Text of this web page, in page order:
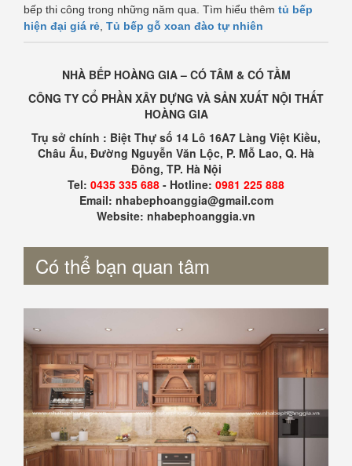
bếp thi công trong những năm qua. Tìm hiểu thêm tủ bếp
hiện đại giá rẻ Tủ bếp gỗ xoan đào tự nhiên
NHÀ BẾP HOÀNG GIA – CÓ TÂM & CÓ TẦM
CÔNG TY CỔ PHẦN XÂY DỰNG VÀ SẢN XUẤT NỘI THẤT
HOÀNG GIA
Trụ sở chính : Biệt Thự số 14 Lô 16A7 Làng Việt Kiều,
Châu Âu, Đường Nguyễn Văn Lộc, P. Mỗ Lao, Q. Hà
Đông, TP. Hà Nội
Tel: 0435 335 688 - Hotline: 0981 225 888
Email: nhabephoanggia@gmail.com
Website: nhabephoanggia.vn
Có thể bạn quan tâm